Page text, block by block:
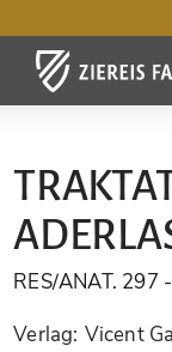
RES/ANAT. 297
Verlag: Vicent